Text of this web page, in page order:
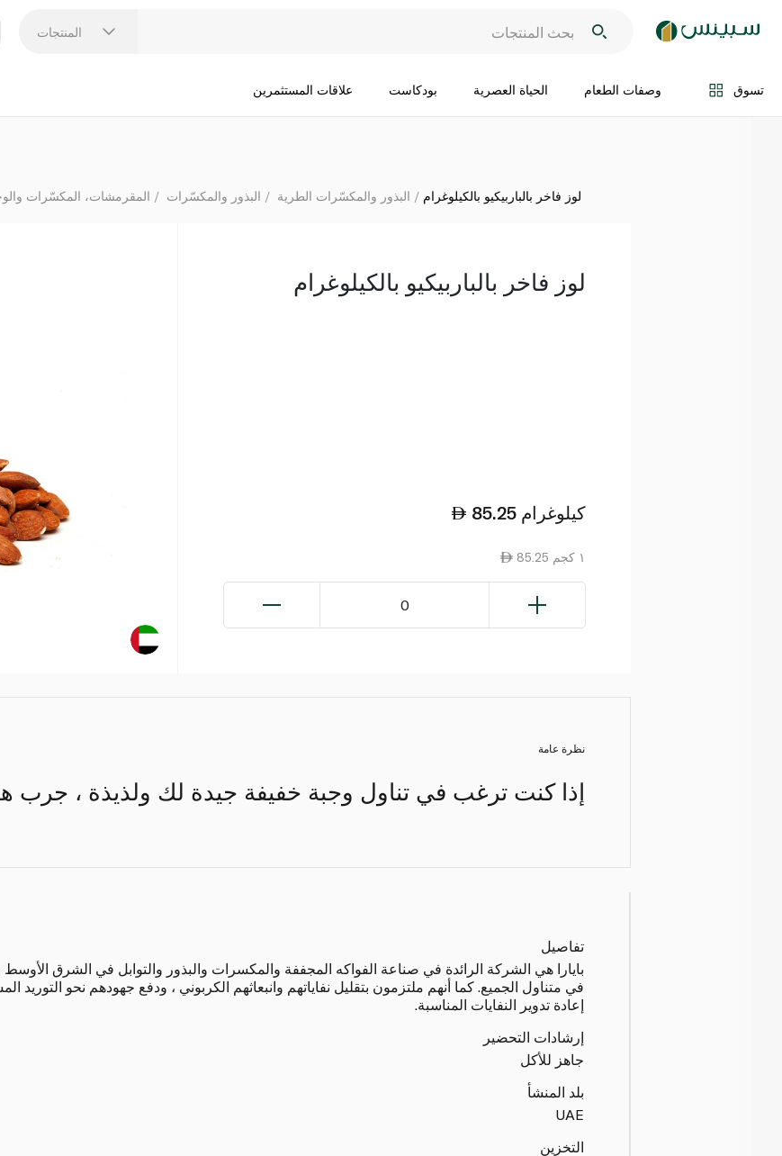
المنتجات
تسوق وصفات الطعام الحياة العصرية بودكاست علاقات المستثمرين
اضف الى السلة
المقرمشات، المكسّرات البذور والمكسّرات البذور والمكسّرات الطرية لوز فاخر بالباربيكيو بالكيلوغرام
لوز فاخر بالباربيكيو بالكيلوغرام
85.25 كيلوغرام
85.25 ١ كجم
0
نظرة عامة
إذا كنت ترغب في تناول وجبة خفيفة جيدة لك ولذيذة ، جرب هذا
تفاصيل
بايارا هي الشركة الرائدة في صناعة الفواكه المجففة والمكسرات والبذور والتوابل في الشرق
في متناول الجميع. كما أنهم ملتزمون بتقليل نفاياتهم وانبعاثهم الكربوني ، ودفع جهودهم نحو التوريد
إعادة تدوير النفايات المناسبة.
إرشادات التحضير
جاهز للأكل
بلد المنشأ
UAE
التخزين